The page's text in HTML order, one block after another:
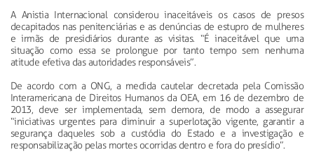
A Anistia Internacional considerou inaceitáveis os casos de presos
decapitados nas penitenciárias e as denúncias de estupro de mulheres
e irmãs de presidiários durante as visitas. “É inaceitável que uma
situação como essa se prolongue por tanto tempo sem nenhuma
atitude efetiva das autoridades responsáveis”.
De acordo com a ONG, a medida cautelar decretada pela Comissão
Interamericana de Direitos Humanos da OEA, em 16 de dezembro de
2013, deve ser implementada, sem demora, de modo a assegurar
“iniciativas urgentes para diminuir a superlotação vigente, garantir a
segurança daqueles sob a custódia do Estado e a investigação e
responsabilização pelas mortes ocorridas dentro e fora do presídio”.